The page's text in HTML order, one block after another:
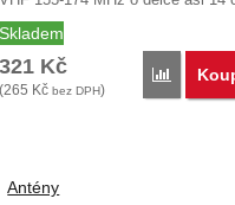
…
Skladem
321 Kč
(265 Kč bez DPH)
Porovnat
Antény